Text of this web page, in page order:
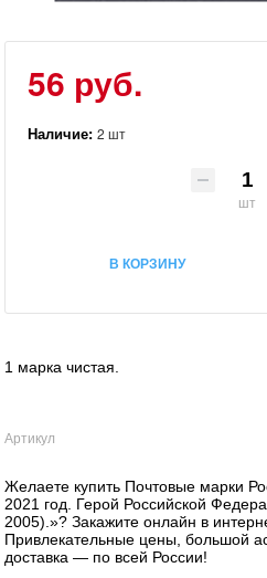
56 руб.
Наличие:2 шт
шт
В КОРЗИНУ
1 марка чистая.
Артикул
Желаете купить Почтовые марки
2021 год. Герой Российской
2005).»? Закажите онлайн в
Привлекательные цены, большой
доставка — по всей России!